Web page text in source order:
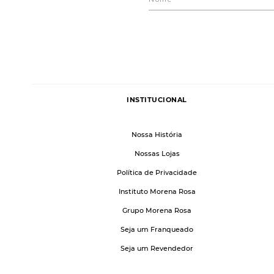
INSTITUCIONAL
Nossa História
Nossas Lojas
Política de Privacidade
Instituto Morena Rosa
Grupo Morena Rosa
Seja um Franqueado
Seja um Revendedor